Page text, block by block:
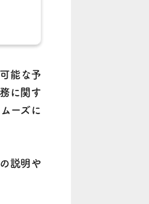
能な予
に関す
ーズに
説明や